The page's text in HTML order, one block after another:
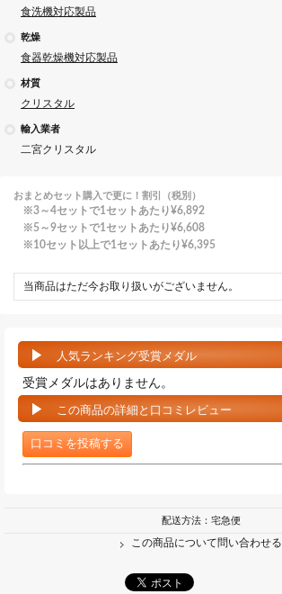
食洗機対応製品
乾燥
食器乾燥機対応製品
材質
クリスタル
輸入業者
二宮クリスタル
おまとめセット購入で更に！割引（税別）
3～4セットで1セットあたり¥6,892
5～9セットで1セットあたり¥6,608
10セット以上で1セットあたり¥6,395
当商品はただ今お取り扱いがございません。
人気ランキング受賞メダル
受賞メダルはありません。
この商品の詳細と口コミレビュー
口コミを投稿する
配送方法：宅急便
この商品について問い合わせる